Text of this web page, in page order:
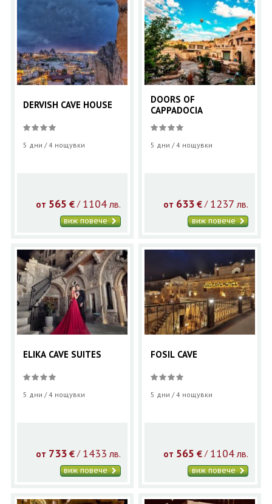
DERVISH CAVE HOUSE
5 дни / 4 нощувки
от 565 €/ 1104 лв.
виж повече
DOORS OF
CAPPADOCIA
5 дни / 4 нощувки
от 633 € / 1237 лв.
виж повече
ELIKA CAVE SUITES
5 дни / 4 нощувки
от 733 €/ 1433 лв.
виж повече
FOSIL CAVE
5 дни / 4 нощувки
от 565 € / 1104 лв.
виж повече